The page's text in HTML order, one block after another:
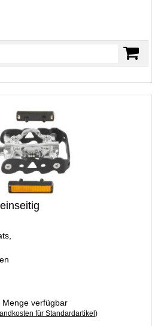
verfügbar
für Standardartikel )